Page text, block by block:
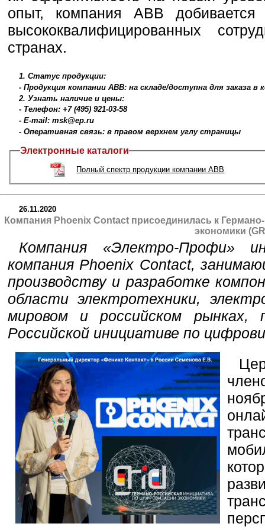
опыт, компания ABB
высококвалифицированных
странах.
1. Статус продукции:
- Продукция компании ABB: на складе/доступна для заказа
2. Узнать наличие и цены:
- Телефон: +7 (495) 921-03-58
- E-mail: msk@ep.ru
- Оперативная связь: в правом верхнем углу страницы
Электронные каталоги
Полный спектр продукции компании ABB
26.11.2020
Компания Phoenix Contact присоединилась к
экономики
Компания «Электро-
компания Phoenix Contact,
производству и разработке
области электротехники,
мировом и российском рынках,
Российской инициативе по